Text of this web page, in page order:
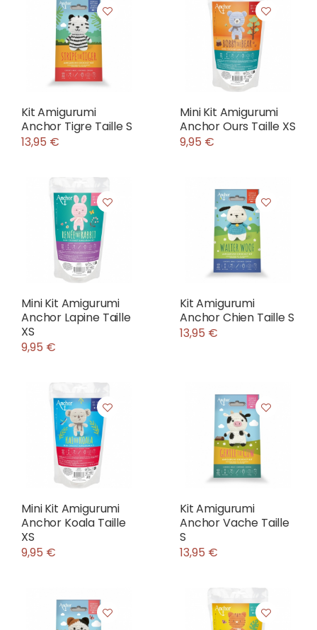
Kit Amigurumi
Anchor Tigre Taille S
13,95 €
Mini Kit Amigurumi
Anchor Ours Taille XS
9,95 €
Mini Kit Amigurumi
Anchor Lapine Taille
XS
9,95 €
Kit Amigurumi
Anchor Chien Taille S
13,95 €
Mini Kit Amigurumi
Anchor Koala Taille
XS
9,95 €
Kit Amigurumi
Anchor Vache Taille
S
13,95 €